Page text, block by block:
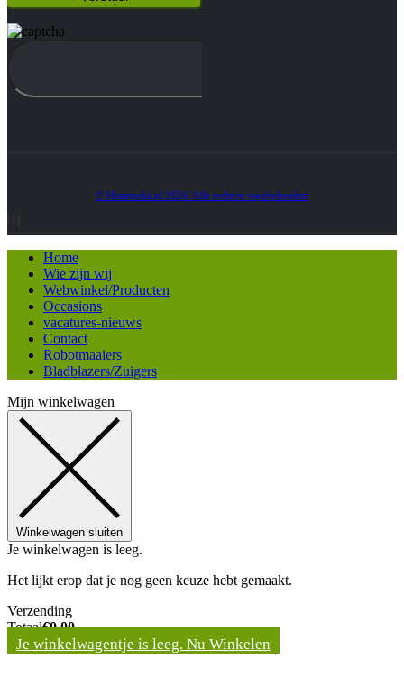
© Heatmedia.nl 2024. Alle rechten voorbehouden
Home
Wie zijn wij
Webwinkel/Producten
Occasions
vacatures-nieuws
Contact
Robotmaaiers
Bladblazers/Zuigers
Mijn winkelwagen
Winkelwagen sluiten
Je winkelwagen is leeg.
Het lijkt erop dat je nog geen keuze hebt gemaakt.
Verzending
Totaal€0,00
Je winkelwagentje is leeg. Nu Winkelen